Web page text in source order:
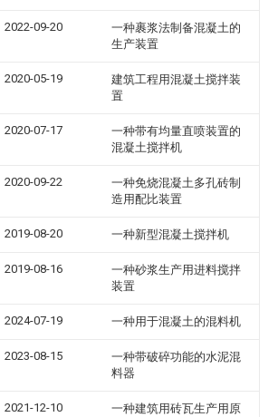
2022-09-20
一种裹浆法制备混凝土的
生产装置
2020-05-19
建筑工程用混凝土搅拌装
置
2020-07-17
一种带有均量直喷装置的
混凝土搅拌机
2020-09-22
一种免烧混凝土多孔砖制
造用配比装置
2019-08-20 一种新型混凝土搅拌机
2019-08-16
一种砂浆生产用进料搅拌
装置
2024-07-19 一种用于混凝土的混料机
2023-08-15
一种带破碎功能的水泥混
料器
2021-12-10
一种建筑用砖瓦生产用原